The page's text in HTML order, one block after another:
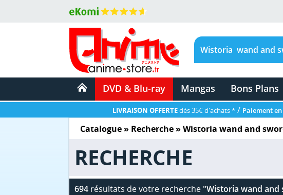
DVD & Blu-ray Mangas Bons Plans
LIVRAISON OFFERTEdès 35€ d'achats * / Paiement
Catalogue» Recherche » Wistoria wand and
RECHERCHE
694résultats de votre recherche "Wistoria wand